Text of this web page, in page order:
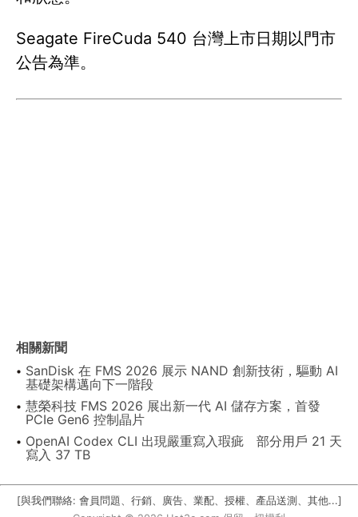
Seagate FireCuda 540 台灣上市日期以門市
公告為準。
相關新聞
SanDisk 在 FMS 2026 展示 NAND 創新技術，驅動 AI
基礎架構邁向下一階段
慧榮科技 FMS 2026 展出新一代 AI 儲存方案，首發
PCIe Gen6 控制晶片
OpenAI Codex CLI 出現嚴重寫入瑕疵 部分用戶 21 天
寫入 37 TB
[與我們聯絡: 會員問題、行銷、廣告、業配、授權、產品送測、其他...]